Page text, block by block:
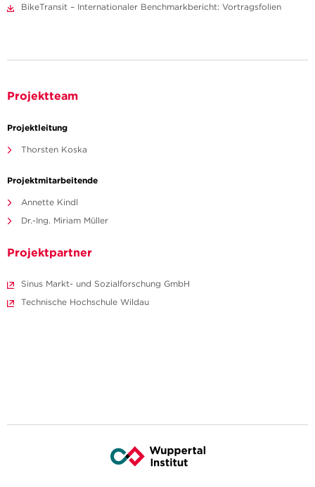
BikeTransit – Internationaler Benchmarkbericht: Vortragsfolien
Projektteam
Projektleitung
Thorsten Koska
Projektmitarbeitende
Annette Kindl
Dr.-Ing. Miriam Müller
Projektpartner
Sinus Markt- und Sozialforschung GmbH
Technische Hochschule Wildau